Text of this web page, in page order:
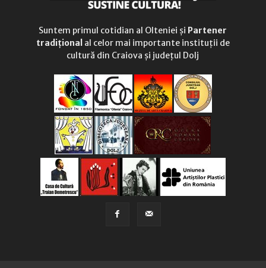
Suntem primul cotidian al Olteniei și Partener
tradițional al celor mai importante instituții de
cultură din Craiova și județul Dolj